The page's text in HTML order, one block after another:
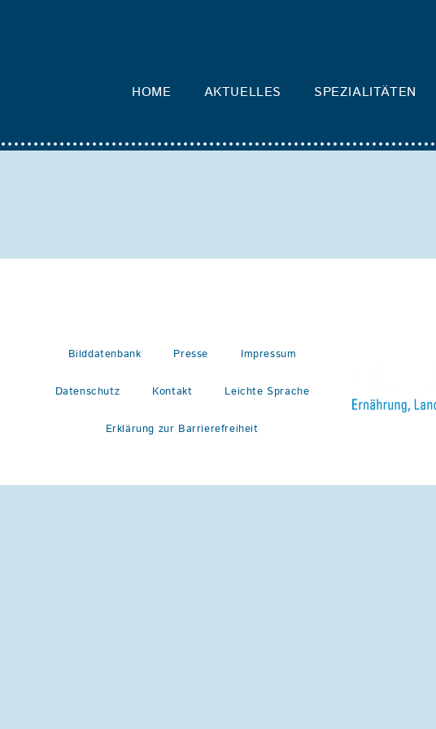
HOME AKTUELLES SPEZIALITÄTEN
Bilddatenbank Presse Impressum
Datenschutz Kontakt Leichte Sprache
Erklärung zur Barrierefreiheit